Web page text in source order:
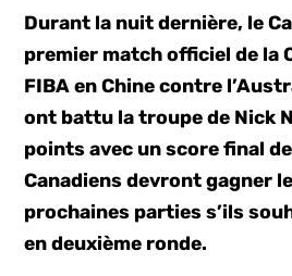
Durant la nuit dernière, le
premier match officiel de la
FIBA en Chine contre
ont battu la troupe de Nick
points avec un score final
Canadiens devront gagner
prochaines parties s’ils
en deuxième ronde.